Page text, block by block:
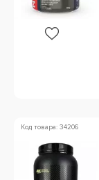
Код товара: 34206